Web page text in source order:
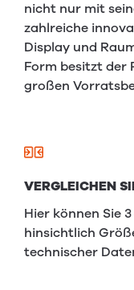
nicht nur mit
zahlreiche
Display und
Form besitzt der
großen
VERGLEICHEN
Hier können Sie
hinsichtlich
technischer